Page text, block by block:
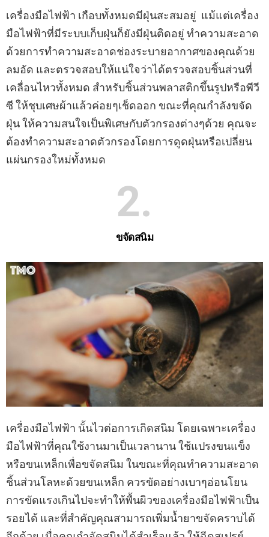
เครื่องมือไฟฟ้า เกือบทั้งหมดมีฝุ่นสะสมอยู่ แม้แต่เครื่อง
มือไฟฟ้าที่มีระบบเก็บฝุ่นก็ยังมีฝุ่นติดอยู่ ทำความสะอาด
ด้วยการทำความสะอาดช่องระบายอากาศของคุณด้วย
ลมอัด และตรวจสอบให้แน่ใจว่าได้ตรวจสอบชิ้นส่วนที่
เคลื่อนไหวทั้งหมด สำหรับชิ้นส่วนพลาสติกขึ้นรูปหรือพีวี
ซี ให้ชุบเศษผ้าแล้วค่อยๆเช็ดออก ขณะที่คุณกำลังขจัด
ฝุ่น ให้ความสนใจเป็นพิเศษกับตัวกรองต่างๆด้วย คุณจะ
ต้องทำความสะอาดตัวกรองโดยการดูดฝุ่นหรือเปลี่ยน
แผ่นกรองใหม่ทั้งหมด
2
ขจัดสนิม
เครื่องมือไฟฟ้า นั้นไวต่อการเกิดสนิม โดยเฉพาะเครื่อง
มือไฟฟ้าที่คุณใช้งานมาเป็นเวลานาน ใช้แปรงขนแข็ง
หรือขนเหล็กเพื่อขจัดสนิม ในขณะที่คุณทำความสะอาด
ชิ้นส่วนโลหะด้วยขนเหล็ก ควรขัดอย่างเบาๆอ่อนโยน
การขัดแรงเกินไปจะทำให้พื้นผิวของเครื่องมือไฟฟ้าเป็น
รอยได้ และที่สำคัญคุณสามารถเพิ่มน้ำยาขจัดคราบได้